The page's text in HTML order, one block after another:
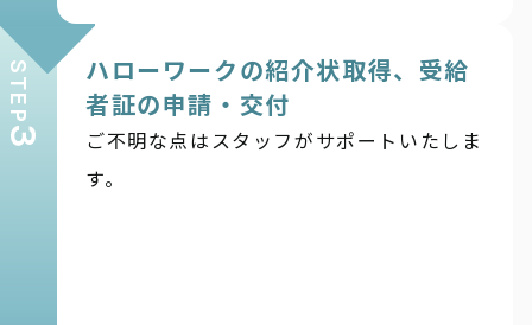
STEP
3
ハローワークの紹介状取得、受給
者証の申請・交付
ご不明な点はスタッフがサポートいたしま
す。